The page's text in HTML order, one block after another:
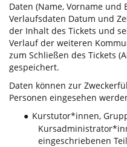
Daten (Name, Vorname und
Verlaufsdaten Datum und
der Inhalt des Tickets und
Verlauf der weiteren
zum Schließen des Tickets
gespeichert.
Daten können zur
Personen eingesehen
● Kurstutor*innen,
eingeschriebenen